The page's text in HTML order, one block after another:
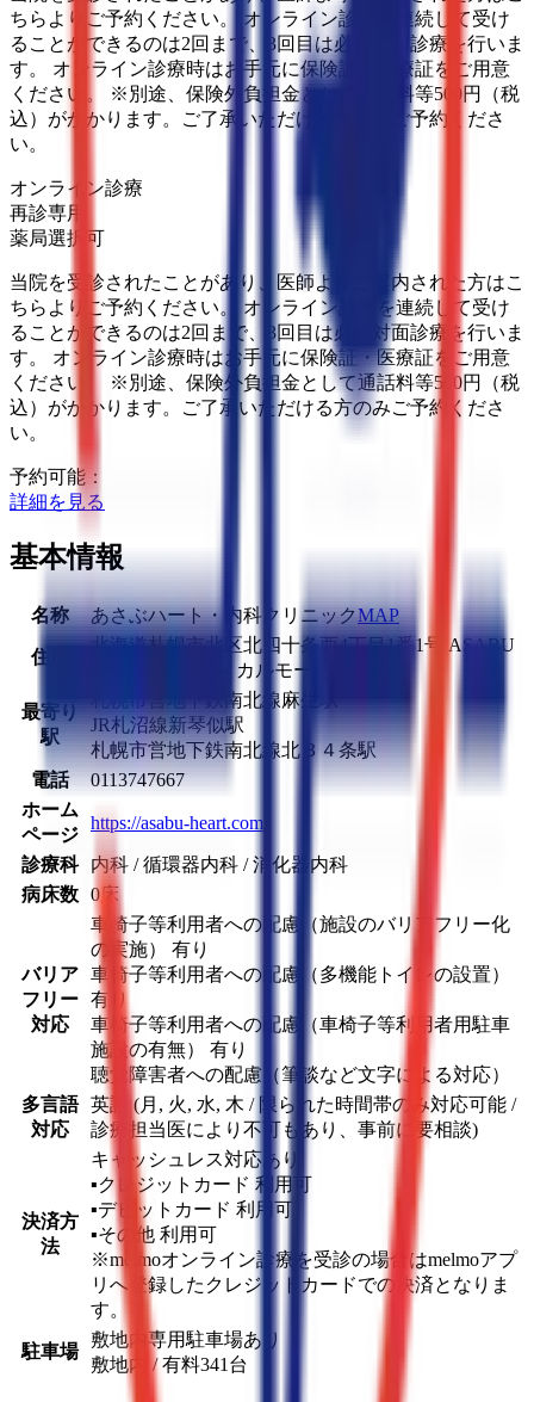
ちらよりご予約ください。 オンライン診療を連続して受け
ることができるのは2回まで、3回目は必ず対面診療を行いま
す。 オンライン診療時はお手元に保険証・医療証をご用意
ください。 ※別途、保険外負担金として通話料等500円（税
込）がかかります。ご了承いただける方のみご予約くださ
い。
オンライン診療
再診専用
薬局選択可
当院を受診されたことがあり、医師よりご案内された方はこ
ちらよりご予約ください。 オンライン診療を連続して受け
ることができるのは2回まで、3回目は必ず対面診療を行いま
す。 オンライン診療時はお手元に保険証・医療証をご用意
ください。 ※別途、保険外負担金として通話料等500円（税
込）がかかります。ご了承いただける方のみご予約くださ
い。
予約可能：
詳細を見る
基本情報
名称 あさぶハート・内科クリニックMAP
住所
北海道札幌市北区北四十条西4丁目1番1号 ASABU
LAND 1階メディカルモール内
最寄り
駅
札幌市営地下鉄南北線麻生駅
JR札沼線新琴似駅
札幌市営地下鉄南北線北３４条駅
電話
0113747667
ホーム
ページ
https://asabu-heart.com/
診療科
内科 / 循環器内科 / 消化器内科
病床数
0床
バリア
フリー
対応
車椅子等利用者への配慮（施設のバリアフリー化
の実施） 有り
車椅子等利用者への配慮（多機能トイレの設置）
有り
車椅子等利用者への配慮（車椅子等利用者用駐車
施設の有無） 有り
聴覚障害者への配慮（筆談など文字による対応）
多言語
対応
英語 (月, 火, 水, 木 / 限られた時間帯のみ対応可能 /
診療担当医により不可もあり、事前に要相談)
決済方
法
キャッシュレス対応あり
▪︎クレジットカード 利用可
▪︎デビットカード 利用可
▪︎その他 利用可
※melmoオンライン診療を受診の場合はmelmoアプ
リへ登録したクレジットカードでの決済となりま
す。
駐車場
敷地内専用駐車場あり
敷地内 / 有料341 台